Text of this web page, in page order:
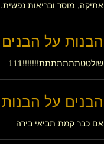
אתיקה, מוסר ובריאות נפשית.
הבנות על הבנים
שולטטתתתתתתת!!!!!!!111
הבנים על הבנות
אם כבר קמת תביאי בירה